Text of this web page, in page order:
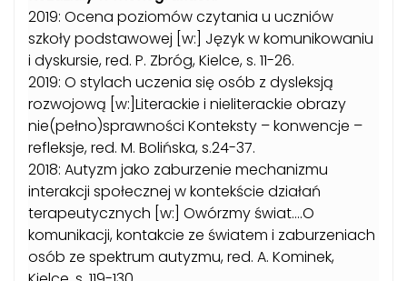
2019: Ocena poziomów czytania u uczniów
szkoły podstawowej [w:] Język w komunikowaniu
i dyskursie, red. P. Zbróg, Kielce, s. 11-26.
2019: O stylach uczenia się osób z dysleksją
rozwojową [w:]Literackie i nieliterackie obrazy
nie(pełno)sprawności Konteksty – konwencje –
refleksje, red. M. Bolińska, s.24-37.
2018: Autyzm jako zaburzenie mechanizmu
interakcji społecznej w kontekście działań
terapeutycznych [w:] Owórzmy świat….O
komunikacji, kontakcie ze światem i zaburzeniach
osób ze spektrum autyzmu, red. A. Kominek,